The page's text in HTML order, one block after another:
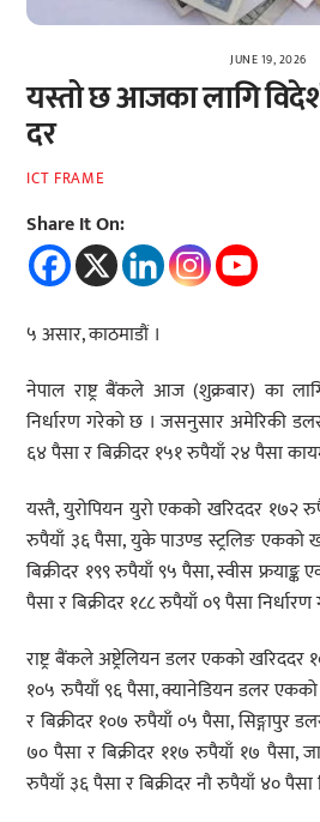
JUNE 19, 2026
यस्तो छ आजका लागि
दर
ICT FRAME
Share It On:
५ असार, काठमाडौं ।
नेपाल राष्ट्र बैंकले आज (शुक्रबार) का
निर्धारण गरेको छ । जसनुसार अमेरिकी
६४ पैसा र बिक्रीदर १५१ रुपैयाँ २४ पैसा
यस्तै, युरोपियन युरो एकको खरिददर १७२
रुपैयाँ ३६ पैसा, युके पाउण्ड स्ट्रलिङ एकको
बिक्रीदर १९९ रुपैयाँ ९५ पैसा, स्वीस
पैसा र बिक्रीदर १८८ रुपैयाँ ०९ पैसा
राष्ट्र बैंकले अष्ट्रेलियन डलर एकको खरिददर
१०५ रुपैयाँ ९६ पैसा, क्यानेडियन डलर
र बिक्रीदर १०७ रुपैयाँ ०५ पैसा, सिङ्गापुर
७० पैसा र बिक्रीदर ११७ रुपैयाँ १७ पैसा,
रुपैयाँ ३६ पैसा र बिक्रीदर नौ रुपैयाँ ४० पैसा